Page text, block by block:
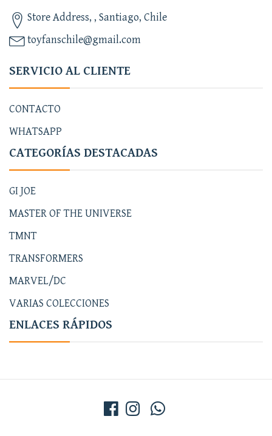
Store Address, , Santiago, Chile
toyfanschile@gmail.com
SERVICIO AL CLIENTE
CONTACTO
WHATSAPP
CATEGORÍAS DESTACADAS
GI JOE
MASTER OF THE UNIVERSE
TMNT
TRANSFORMERS
MARVEL/DC
VARIAS COLECCIONES
ENLACES RÁPIDOS